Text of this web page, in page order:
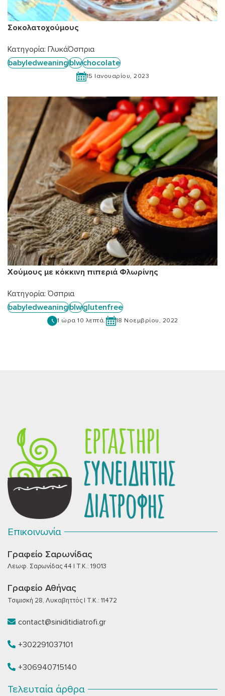
Σοκολατοχούμους
Κατηγορία: ΓλυκάΌσπρια
babyledweaningblwchocolate
15 Ιανουαρίου, 2023
Χούμους με κόκκινη πιπεριά Φλωρίνης
Κατηγορία: Όσπρια
babyledweaningblwglutenfree
1 ώρα 10 λεπτά. 18 Νοεμβρίου, 2022
Επικοινωνία
Γραφείο Σαρωνίδας
Λεωφ. Σαρωνίδας 44 | T.K.: 19013
Γραφείο Αθήνας
Τσιμισκή 28, Λυκαβηττός | T.K.: 11472
contact@siniditidiatrofi.gr
+302291037101
+306940715140
Τελευταία άρθρα